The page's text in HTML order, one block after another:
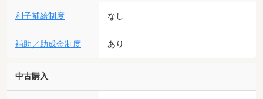
利子補給制度 なし
補助／助成金制度 あり
中古購入